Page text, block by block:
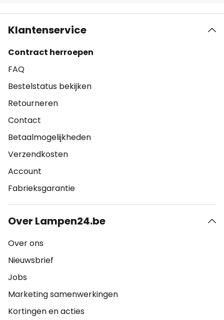
Klantenservice
Contract herroepen
FAQ
Bestelstatus bekijken
Retourneren
Contact
Betaalmogelijkheden
Verzendkosten
Account
Fabrieksgarantie
Over Lampen24.be
Over ons
Nieuwsbrief
Jobs
Marketing samenwerkingen
Kortingen en acties